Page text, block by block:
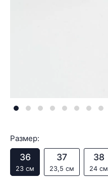
Размер:
36
23 см
37
23,5 см
38
24 см